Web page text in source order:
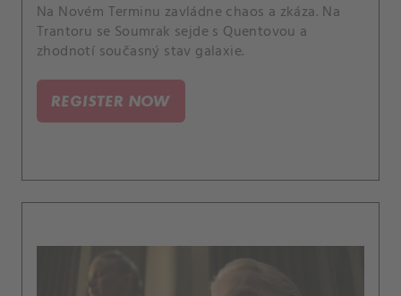
Na Novém Terminu zavládne chaos a zkáza. Na
Trantoru se Soumrak sejde s Quentovou a
zhodnotí současný stav galaxie.
REGISTER NOW